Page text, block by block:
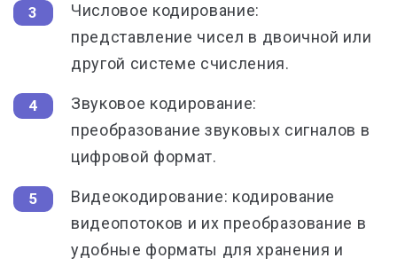
Числовое кодирование:
представление чисел в двоичной или
другой системе счисления.
Звуковое кодирование:
преобразование звуковых сигналов в
цифровой формат.
Видеокодирование: кодирование
видеопотоков и их преобразование в
удобные форматы для хранения и